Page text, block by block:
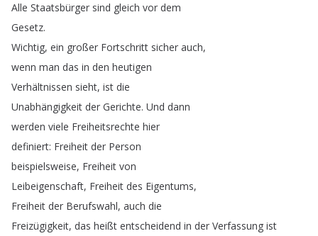
Alle Staatsbürger sind gleich vor dem
Gesetz.
Wichtig, ein großer Fortschritt sicher auch,
wenn man das in den heutigen
Verhältnissen sieht, ist die
Unabhängigkeit der Gerichte. Und dann
werden viele Freiheitsrechte hier
definiert: Freiheit der Person
beispielsweise, Freiheit von
Leibeigenschaft, Freiheit des Eigentums,
Freiheit der Berufswahl, auch die
Freizügigkeit, das heißt entscheidend in der Verfassung ist